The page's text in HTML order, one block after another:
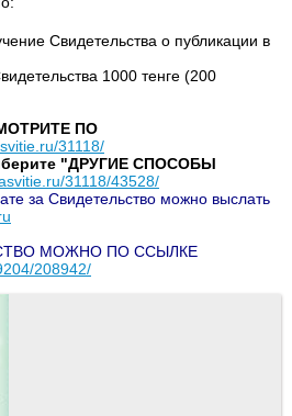
Свидетельства о публикации в
1000 тенге (200
ПО
31118/
"ДРУГИЕ СПОСОБЫ
31118/43528/
за Свидетельство можно выслать
МОЖНО ПО ССЫЛКЕ
208942/